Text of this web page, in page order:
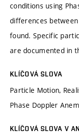
conditions using
differences
found. Specific
are documented in
KLÍČOVÁ SLOVA
Particle Motion,
Phase Doppler
KLÍČOVÁ SLOVA V